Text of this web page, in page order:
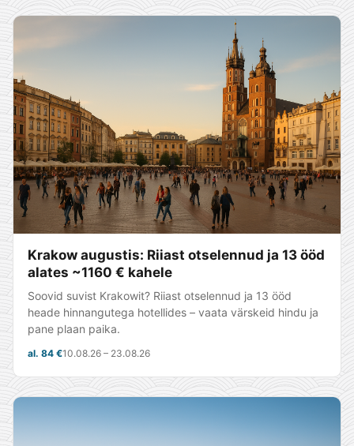
Krakow augustis: Riiast otselennud ja 13 ööd
alates ~1160 € kahele
Soovid suvist Krakowit? Riiast otselennud ja 13 ööd
heade hinnangutega hotellides – vaata värskeid hindu ja
pane plaan paika.
al. 84 €10.08.26 – 23.08.26